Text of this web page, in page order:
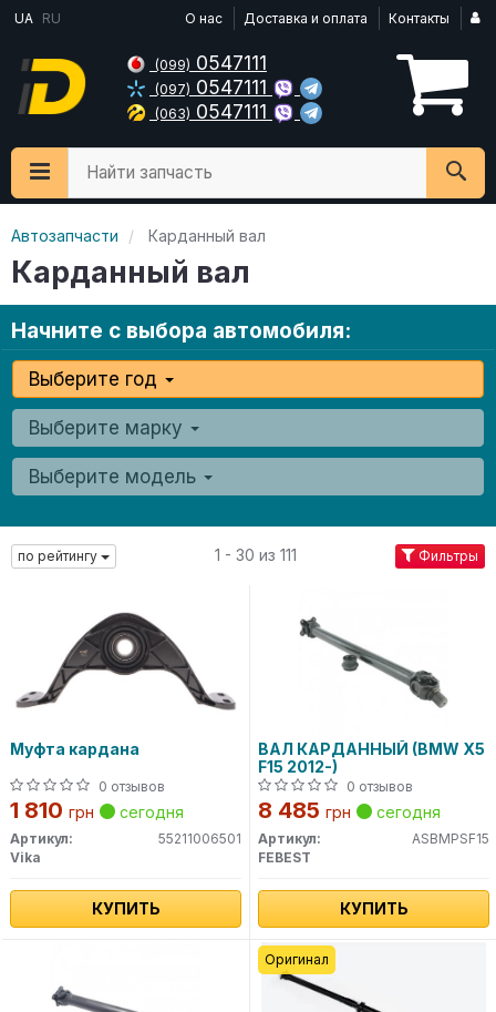
UA RU О нас Доставка и оплата Контакты
(099) 0547111
(097) 0547111
(063) 0547111
Найти запчасть
Автозапчасти Карданный вал
Карданный вал
Начните с выбора автомобиля:
Выберите год
Выберите марку
Выберите модель
по рейтингу 1 - 30 из 111 Фильтры
Муфта кардана
0 отзывов
1 810 грн сегодня
Артикул:
55211006501
Vika
КУПИТЬ
ВАЛ КАРДАННЫЙ (BMW X5
F15 2012-)
0 отзывов
8 485 грн сегодня
Артикул:
ASBMPSF15
FEBEST
КУПИТЬ
Оригинал